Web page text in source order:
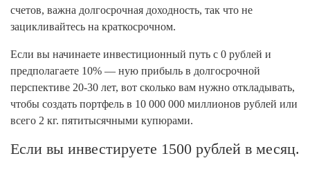
счетов, важна долгосрочная доходность, так что не
зацикливайтесь на краткосрочном.
Если вы начинаете инвестиционный путь с 0 рублей и
предполагаете 10% — ную прибыль в долгосрочной
перспективе 20-30 лет, вот сколько вам нужно откладывать,
чтобы создать портфель в 10 000 000 миллионов рублей или
всего 2 кг. пятитысячными купюрами.
Если вы инвестируете 1500 рублей в месяц.